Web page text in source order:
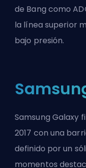
de Bang como
la línea superior
bajo presión.
Samsung Galaxy
2017 con una
definido por un
momentos